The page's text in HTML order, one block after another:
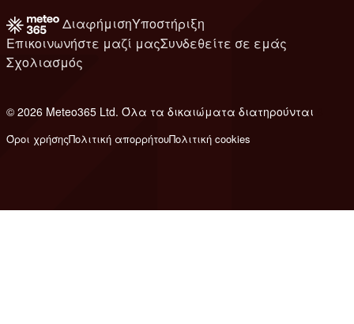
ΔιαφήμισηΥποστήριξη
Επικοινωνήστε μαζί μαςΣυνδεθείτε σε εμάς
Σχολιασμός
© 2026 Meteo365 Ltd. Όλα τα δικαιώματα διατηρούνται
Όροι χρήσηςΠολιτική απορρήτουΠολιτική cookies